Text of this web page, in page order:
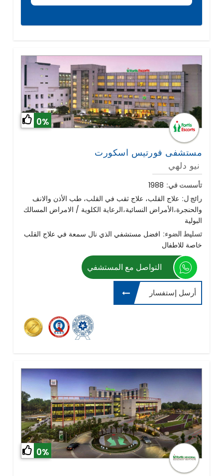
0%
مستشفى فورتيس اسكورت
نيو دلهي
تأسست في: 1988
رائج ل: علاج القلب، علاج ثقب في القلب، طب الأذن والانف
والحنجرة،الأمراض النسائية،الرعاية الكلوية / الامراض المسالك
البولية
تسليط الضوء: افضل مستشفي الذي نال سمعة في علاج القلب
خاصة للاطفال
التواصل مع المستشفي
أرسل إستفسار
0%